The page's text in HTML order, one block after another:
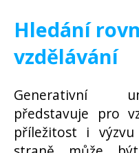
Hledání
vzdělávání
Generativní
představuje pro
příležitost i